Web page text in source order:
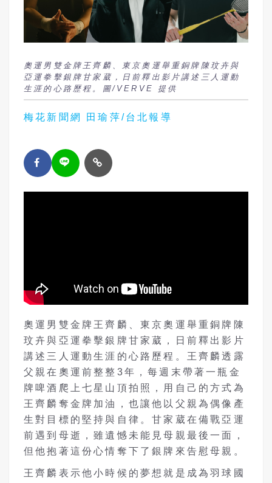
奧運男雙金牌王齊麟、東京奧運舉重銅牌陳玟卉與
亞運拳擊銀牌甘家葳，日前釋出影片講述三人運動
生涯的心路歷程。圖/VERVE 提供
梅花新聞網 田瑜萍/台北報導
奧運男雙金牌王齊麟、東京奧運舉重銅牌陳
玟卉與亞運拳擊銀牌甘家葳，日前釋出影片
講述三人運動生涯的心路歷程。王齊麟透露
父親在奧運前整整3年，每週末帶著一瓶金
牌啤酒爬上七星山頂拍照，用自己的方式為
王齊麟奪金牌加油，也讓他以父親為偶像產
生對目標的堅持與自律。甘家葳在備戰亞運
前遇到母逝，雖遺憾未能見母親最後一面，
但他抱著這份心情奪下了銀牌來告慰母親。
王齊麟表示他小時候的夢想就是成為羽球國